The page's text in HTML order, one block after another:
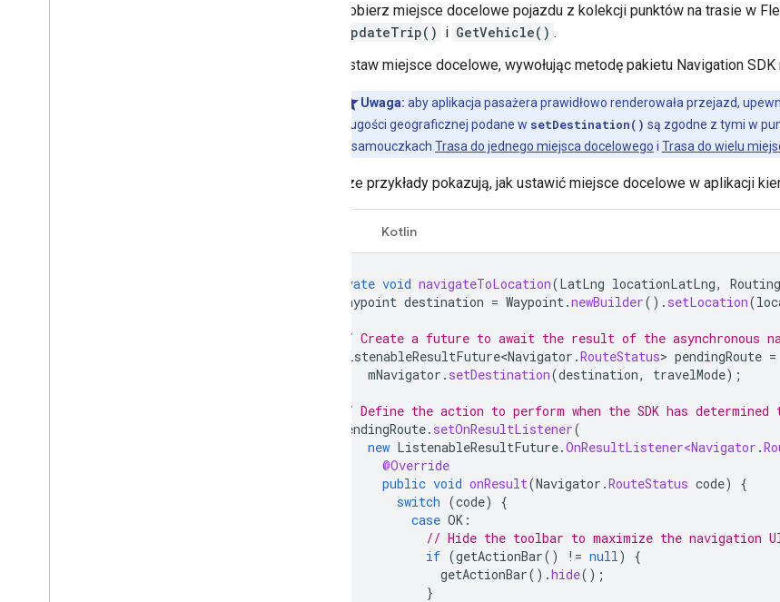
Pobierz miejsce docelowe pojazdu z kolekcji punktów na trasie w
UpdateTrip() i GetVehicle() .
Ustaw miejsce docelowe, wywołując metodę pakietu Navigation SDK
Uwaga: aby aplikacja pasażera prawidłowo renderowała przejazd,
długości geograficznej podane w setDestination() są zgodne z tymi w
w samouczkach Trasa do jednego miejsca docelowego i Trasa do wielu
Poniższe przykłady pokazują, jak ustawić miejsce docelowe w aplikacji
Kotlin
private void navigateToLocation(LatLng locationLatLng,
Waypoint destination = Waypoint.newBuilder(). setLocation(
// Create a future to await the result of the asynchronous
ListenableResultFuture<Navigator .RouteStatus> pendingRoute =
mNavigator . setDestination(destination, travelMode);
// Define the action to perform when the SDK has determined
pendingRoute. setOnResultListener(
new ListenableResultFuture.OnResultListener<Navigator .
@Override
public void onResult(Navigator .RouteStatus code)
{
switch (code)
{
case OK :
// Hide the toolbar to maximize the navigation
if (getActionBar() != null)
{
getActionBar().hide();
}